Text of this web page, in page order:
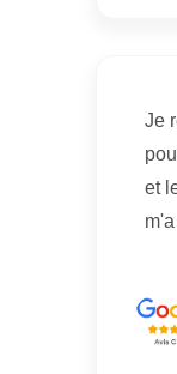
Je
et